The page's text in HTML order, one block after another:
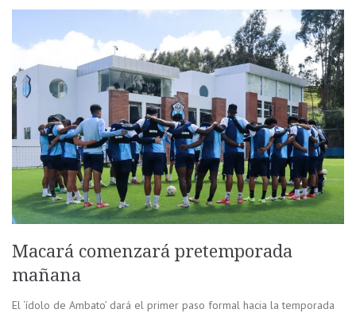
Macará comenzará pretemporada
mañana
El ‘ídolo de Ambato’ dará el primer paso formal hacia la temporada